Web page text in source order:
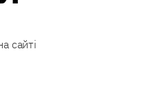
сайті